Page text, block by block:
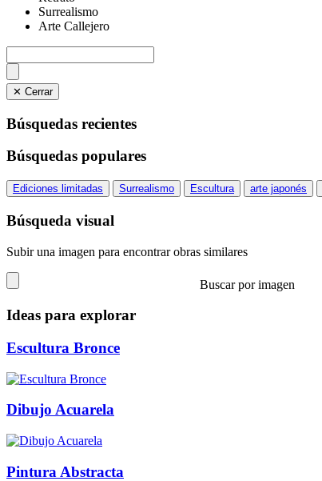
Surrealismo
Arte Callejero
✕ Cerrar
Búsquedas recientes
Búsquedas populares
Ediciones limitadas Surrealismo Escultura arte japonés
Búsqueda visual
Subir una imagen para encontrar obras similares
Buscar por imagen
Ideas para explorar
Escultura Bronce
Dibujo Acuarela
Pintura Abstracta